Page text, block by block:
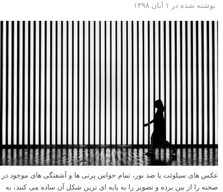
نوشته شده در ۱ آبان ۱۳۹۸
عکس های سیلوئت یا ضد نور، تمام حواس پرتی ها و آشفتگی های موجود در
صحنه را از بین برده و تصویر را به پایه ای ترین شکل آن ساده می کنند، به